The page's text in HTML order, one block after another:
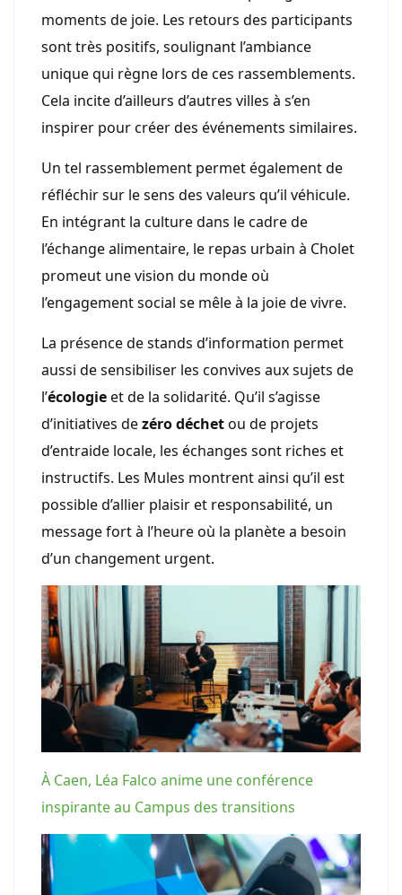
moments de joie. Les retours des participants
sont très positifs, soulignant l’ambiance
unique qui règne lors de ces rassemblements.
Cela incite d’ailleurs d’autres villes à s’en
inspirer pour créer des événements similaires.
Un tel rassemblement permet également de
réfléchir sur le sens des valeurs qu’il véhicule.
En intégrant la culture dans le cadre de
l’échange alimentaire, le repas urbain à Cholet
promeut une vision du monde où
l’engagement social se mêle à la joie de vivre.
La présence de stands d’information permet
aussi de sensibiliser les convives aux sujets de
l’écologieet de la solidarité. Qu’il s’agisse
d’initiatives dezéro déchetou de projets
d’entraide locale, les échanges sont riches et
instructifs. Les Mules montrent ainsi qu’il est
possible d’allier plaisir et responsabilité, un
message fort à l’heure où la planète a besoin
d’un changement urgent.
À Caen, Léa Falco anime une conférence
inspirante au Campus des transitions